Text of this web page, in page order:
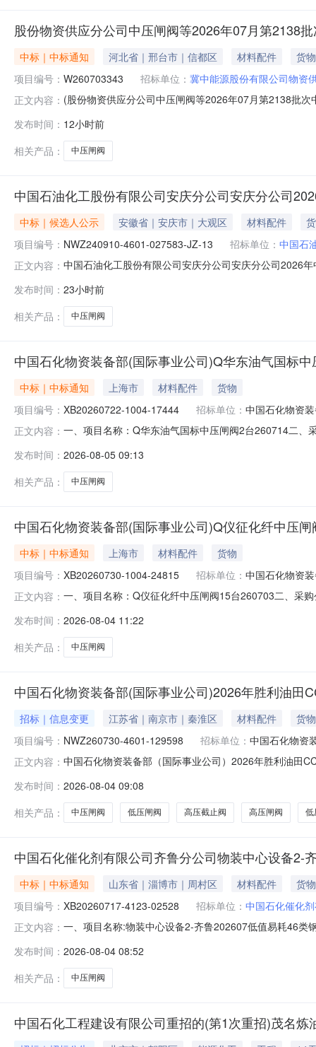
股份物资供应分公司中压闸阀等2026年07月第2138
中标｜中标通知 河北省｜邢台市｜信都区 材料配件
货物
项目编号： W260703343 招标单位： 冀中能源股份有限公司物资
正文内容： (股份物资供应分公司中压闸阀等2026年07月第2138批
统一社会信用代码成交供应商单位名称成交价格质量标
发布时间： 12小时前
相关产品：
中压闸阀
中国石油化工股份有限公司安庆分公司安庆分公司
中标｜候选人公示 安徽省｜安庆市｜大观区 材料配件
项目编号： NWZ240910-4601-027583-JZ-13 招标单位： 中国石
正文内容： 中国石油化工股份有限公司安庆分公司安庆分公司2026
4601-027583-JZ-13三、评标情况：1.入围供应商基本
发布时间： 23小时前
相关产品：
中压闸阀
中国石化物资装备部(国际事业公司)Q华东油气国标
中标｜中标通知 上海市 材料配件
货物
项目编号： XB20260722-1004-17444 招标单位： 中国石化物资
正文内容： 一、项目名称：Q华东油气国标中压闸阀2台260714二
11-28四、公示时间：2026-08-0508:34-2026-08-
发布时间： 2026-08-05 09:13
相关产品：
中压闸阀
中国石化物资装备部(国际事业公司)Q仪征化纤中压
中标｜中标通知 上海市 材料配件
货物
项目编号： XB20260730-1004-24815 招标单位： 中国石化物资
正文内容： 一、项目名称：Q仪征化纤中压闸阀15台260703二、采
1/12026-10-204凯斯通阀门有限公司备选供应商1/
发布时间： 2026-08-04 11:22
相关产品：
中压闸阀
中国石化物资装备部(国际事业公司)2026年胜利油田
招标｜信息变更 江苏省｜南京市｜秦淮区 材料配件
货物
项目编号： NWZ260730-4601-129598 招标单位： 中国石化物资
正文内容： 中国石化物资装备部（国际事业公司）2026年胜利油田
购预案（包1：闸截止）高压闸阀（招标编号：
发布时间： 2026-08-04 09:08
相关产品：
中压闸阀 低压闸阀 高压截止阀 高压闸阀 低
中国石化催化剂有限公司齐鲁分公司物装中心设备2-
中标｜中标通知 山东省｜淄博市｜周村区 材料配件
货物
项目编号： XB20260717-4123-02528 招标单位： 中国石化催化
正文内容： 一、项目名称:物装中心设备2-齐鲁202607低值易耗46
齐鲁分公司2026-08-04
发布时间： 2026-08-04 08:52
相关产品：
中压闸阀
中国石化工程建设有限公司重招的(第1次重招)茂名